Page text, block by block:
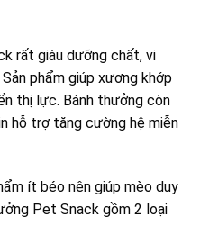
rất giàu dưỡng chất, vi
phẩm giúp xương khớp
thị lực. Bánh thưởng còn
hỗ trợ tăng cường hệ miễn
ít béo nên giúp mèo duy
Pet Snack gồm 2 loại